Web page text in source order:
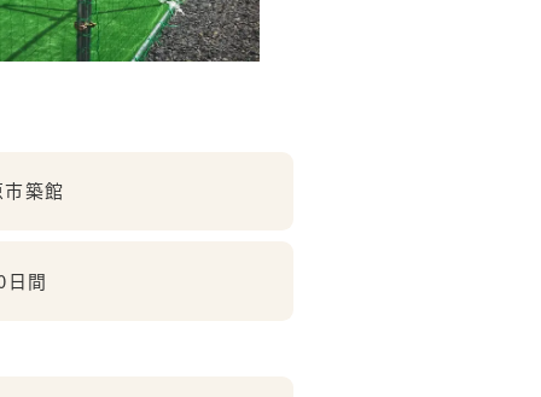
築館
日間